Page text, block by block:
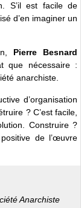
S’il est facile de
d’en imaginer un
Pierre Besnard
que nécessaire :
anarchiste.
d’organisation
? C’est facile,
Construire ?
de l’œuvre
Anarchiste